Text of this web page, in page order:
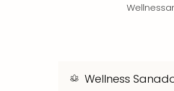
Wellness